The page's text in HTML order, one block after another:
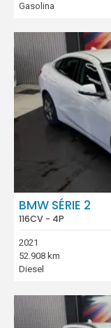
Gasolina
BMW SÉRIE 2
116CV - 4P
2021
52.908 km
Diesel